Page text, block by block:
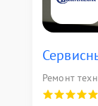
Ремонт